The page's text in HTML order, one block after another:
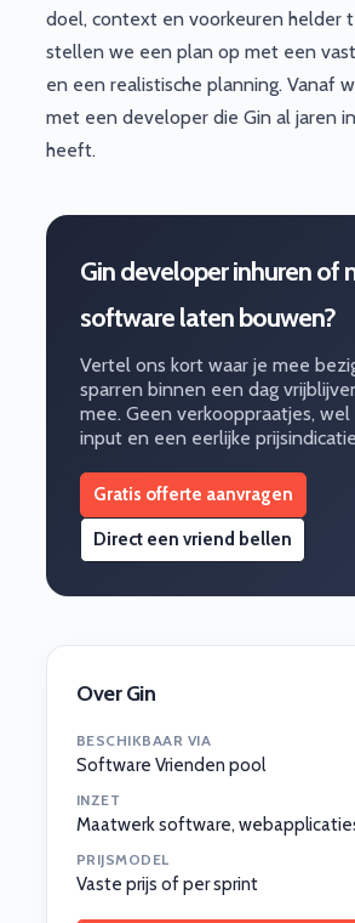
doel, context en voorkeuren helder
stellen we een plan op met een
en een realistische planning. Vanaf
met een developer die Gin al jaren in
heeft.
Gin developer inhuren of
software laten bouwen?
Vertel ons kort waar je mee
sparren binnen een dag
mee. Geen verkooppraatjes,
input en een eerlijke
Gratis offerte aanvragen
Direct een vriend bellen
Over Gin
BESCHIKBAAR VIA
Software Vrienden pool
INZET
Maatwerk software,
PRIJSMODEL
Vaste prijs of per sprint